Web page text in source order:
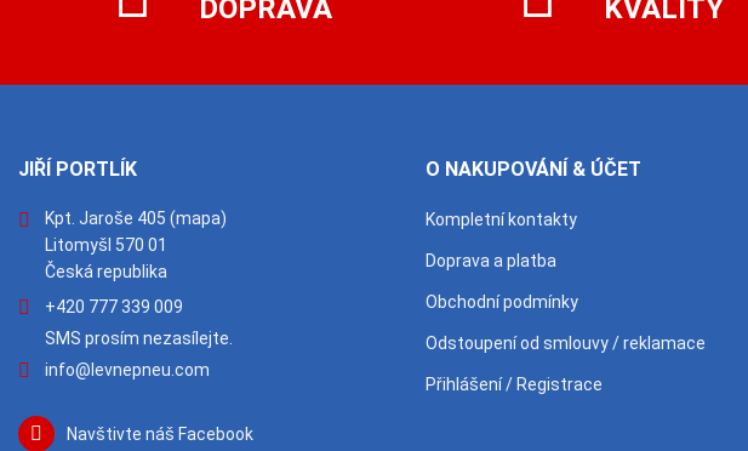
DOPRAVA KVALITY
JIŘÍ PORTLÍK
Kpt. Jaroše 405 (mapa)
Litomyšl 570 01
Česká republika
+420 777 339 009
SMS prosím nezasílejte.
info@levnepneu.com
Navštivte náš Facebook
O NAKUPOVÁNÍ & ÚČET
Kompletní kontakty
Doprava a platba
Obchodní podmínky
Odstoupení od smlouvy / reklamace
Přihlášení / Registrace